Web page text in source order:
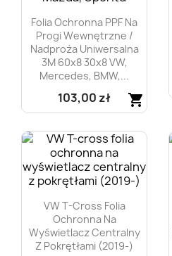
Folia Ochronna PPF Na
Progi Wewnętrzne /
Nadproża Uniwersalna
3M 60x8 30x8 VW,
Mercedes, BMW,...
shopping_cart
103,00 zł
Szybki podgląd
VW T-Cross Folia
Ochronna Na
Wyświetlacz Centralny
Z Pokrętłami (2019-)